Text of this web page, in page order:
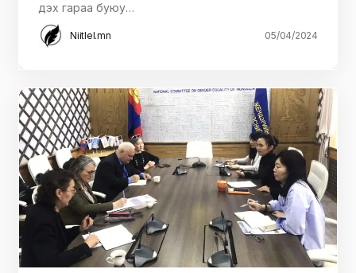
дэх гараа буюу…
Niitlel.mn 05/04/2024